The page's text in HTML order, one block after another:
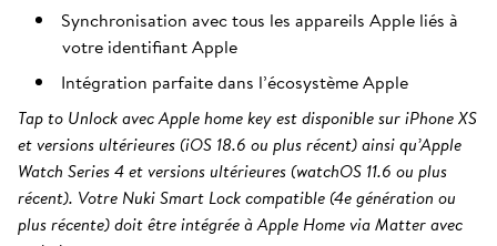
Synchronisation avec tous les appareils Apple liés à
votre identifiant Apple
Intégration parfaite dans l’écosystème Apple
Tap to Unlock avec Apple home key est disponible sur iPhone XS
et versions ultérieures (iOS 18.6 ou plus récent) ainsi qu’Apple
Watch Series 4 et versions ultérieures (watchOS 11.6 ou plus
récent). Votre Nuki Smart Lock compatible (4e génération ou
plus récente) doit être intégrée à Apple Home via Matter avec